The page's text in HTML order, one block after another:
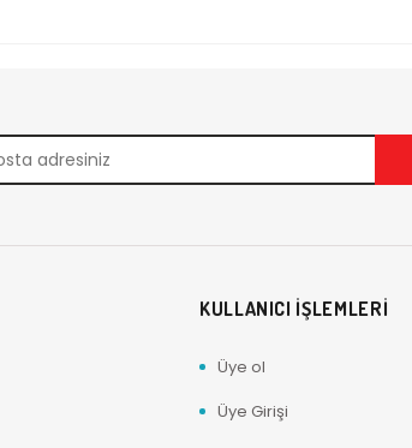
KULLANICI İŞLEMLERİ
Üye ol
Üye Girişi